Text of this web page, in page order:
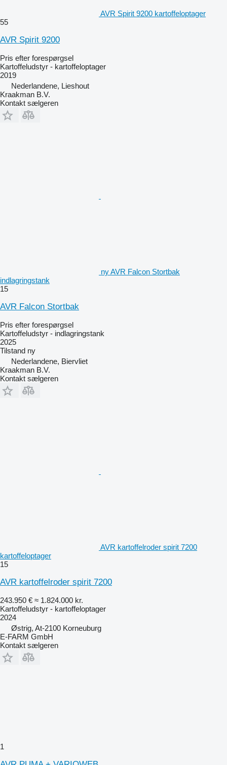
AVR Spirit 9200 kartoffeloptager
55
AVR Spirit 9200
Pris efter forespørgsel
Kartoffeludstyr - kartoffeloptager
2019
Nederlandene, Lieshout
Kraakman B.V.
Kontakt sælgeren
ny AVR Falcon Stortbak
indlagringstank
15
AVR Falcon Stortbak
Pris efter forespørgsel
Kartoffeludstyr - indlagringstank
2025
Tilstand ny
Nederlandene, Biervliet
Kraakman B.V.
Kontakt sælgeren
AVR kartoffelroder spirit 7200
kartoffeloptager
15
AVR kartoffelroder spirit 7200
243.950 € ≈ 1.824.000 kr.
Kartoffeludstyr - kartoffeloptager
2024
Østrig, At-2100 Korneuburg
E-FARM GmbH
Kontakt sælgeren
1